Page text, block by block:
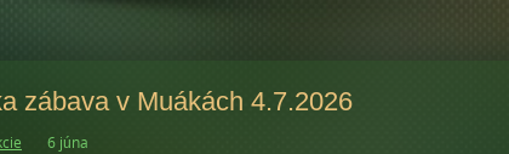
zábava v Muákách 4.7.2026
6 júna